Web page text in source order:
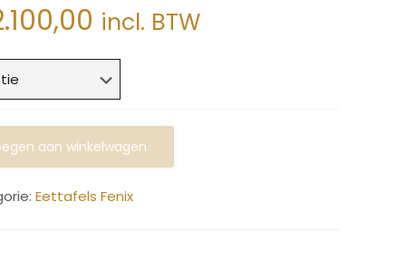
Prijsklasse:
tot
€2.100,00
incl. BTW
aan winkelwagen
Eettafels Fenix